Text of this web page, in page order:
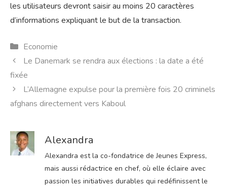
les utilisateurs devront saisir au moins 20 caractères
d’informations expliquant le but de la transaction.
Catégories
Economie
Le Danemark se rendra aux élections : la date a été
fixée
L’Allemagne expulse pour la première fois 20 criminels
afghans directement vers Kaboul
Alexandra
Alexandra est la co-fondatrice de Jeunes Express,
mais aussi rédactrice en chef, où elle éclaire avec
passion les initiatives durables qui redéfinissent le